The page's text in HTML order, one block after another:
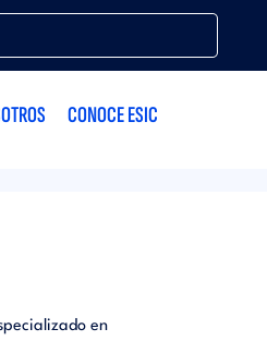
CONOCE ESIC
en